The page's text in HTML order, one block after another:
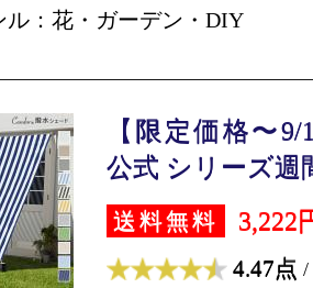
ル：花・ガーデン・DIY
【限定価格〜9/
公式 シリーズ週
送料無料 3,222
4.47点 /